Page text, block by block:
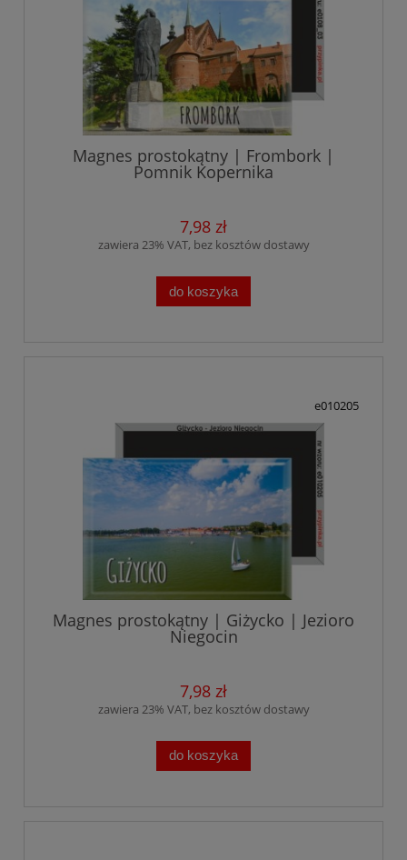
Magnes prostokątny | Frombork |
Pomnik Kopernika
7,98 zł
zawiera 23% VAT, bez kosztów dostawy
do koszyka
e010205
Magnes prostokątny | Giżycko | Jezioro
Niegocin
7,98 zł
zawiera 23% VAT, bez kosztów dostawy
do koszyka